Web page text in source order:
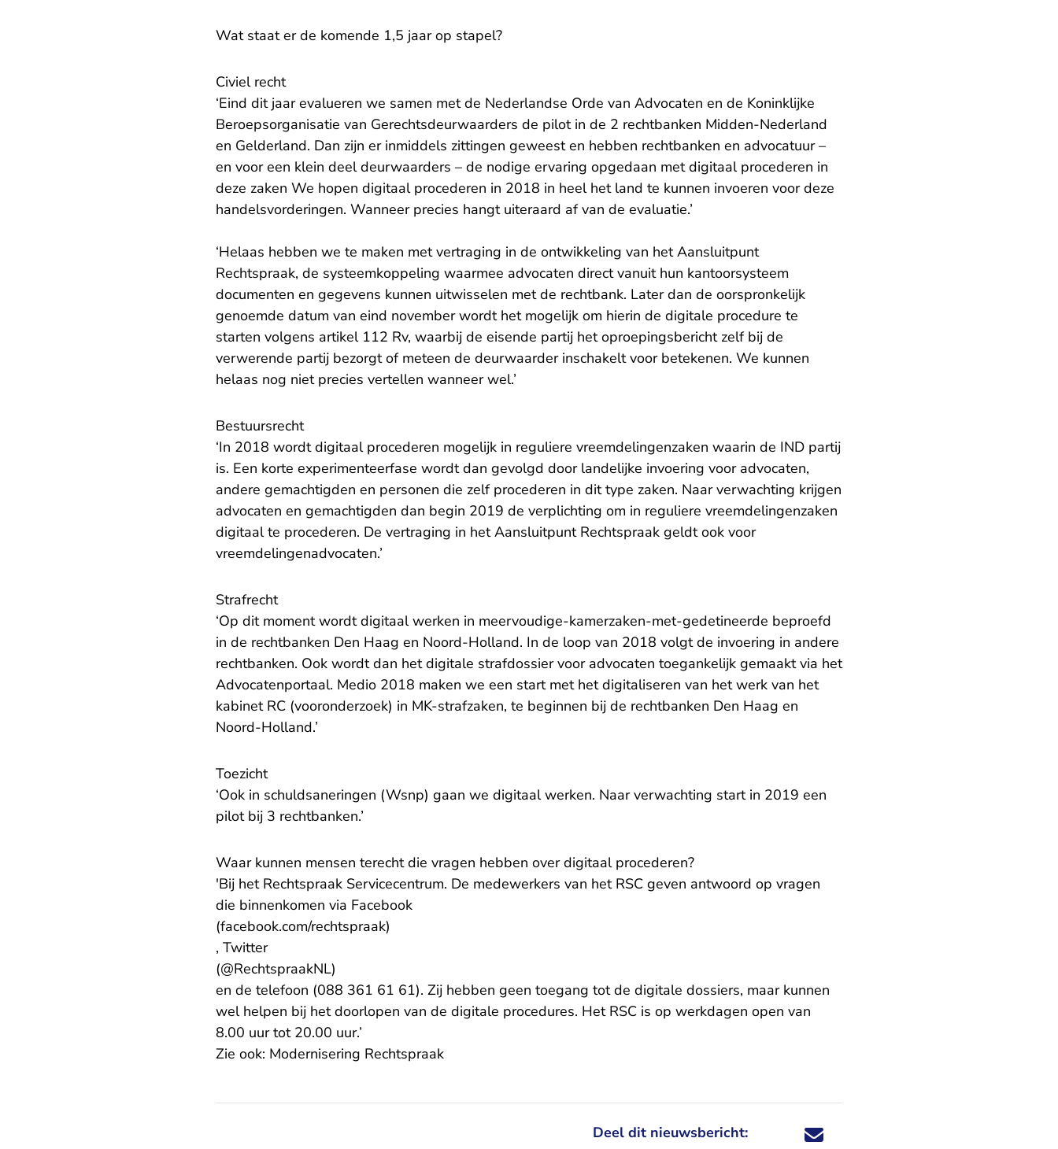
Wat staat er de komende 1,5 jaar op stapel?
Civiel recht
‘Eind dit jaar evalueren we samen met de Nederlandse Orde van Advocaten en de Koninklijke
Beroepsorganisatie van Gerechtsdeurwaarders de pilot in de 2 rechtbanken Midden-Nederland
en Gelderland. Dan zijn er inmiddels zittingen geweest en hebben rechtbanken en advocatuur –
en voor een klein deel deurwaarders – de nodige ervaring opgedaan met digitaal procederen in
deze zaken We hopen digitaal procederen in 2018 in heel het land te kunnen invoeren voor deze
handelsvorderingen. Wanneer precies hangt uiteraard af van de evaluatie.’
‘Helaas hebben we te maken met vertraging in de ontwikkeling van het Aansluitpunt
Rechtspraak, de systeemkoppeling waarmee advocaten direct vanuit hun kantoorsysteem
documenten en gegevens kunnen uitwisselen met de rechtbank. Later dan de oorspronkelijk
genoemde datum van eind november wordt het mogelijk om hierin de digitale procedure te
starten volgens artikel 112 Rv, waarbij de eisende partij het oproepingsbericht zelf bij de
verwerende partij bezorgt of meteen de deurwaarder inschakelt voor betekenen. We kunnen
helaas nog niet precies vertellen wanneer wel.’
Bestuursrecht
‘In 2018 wordt digitaal procederen mogelijk in reguliere vreemdelingenzaken waarin de IND partij
is. Een korte experimenteerfase wordt dan gevolgd door landelijke invoering voor advocaten,
andere gemachtigden en personen die zelf procederen in dit type zaken. Naar verwachting krijgen
advocaten en gemachtigden dan begin 2019 de verplichting om in reguliere vreemdelingenzaken
digitaal te procederen. De vertraging in het Aansluitpunt Rechtspraak geldt ook voor
vreemdelingenadvocaten.’
Strafrecht
‘Op dit moment wordt digitaal werken in meervoudige-kamerzaken-met-gedetineerde beproefd
in de rechtbanken Den Haag en Noord-Holland. In de loop van 2018 volgt de invoering in andere
rechtbanken. Ook wordt dan het digitale strafdossier voor advocaten toegankelijk gemaakt via het
Advocatenportaal. Medio 2018 maken we een start met het digitaliseren van het werk van het
kabinet RC (vooronderzoek) in MK-strafzaken, te beginnen bij de rechtbanken Den Haag en
Noord-Holland.’
Toezicht
‘Ook in schuldsaneringen (Wsnp) gaan we digitaal werken. Naar verwachting start in 2019 een
pilot bij 3 rechtbanken.’
Waar kunnen mensen terecht die vragen hebben over digitaal procederen?
'Bij het Rechtspraak Servicecentrum. De medewerkers van het RSC geven antwoord op vragen
die binnenkomen via Facebook
(facebook.com/rechtspraak)
, Twitter
(@RechtspraakNL)
en de telefoon (088 361 61 61). Zij hebben geen toegang tot de digitale dossiers, maar kunnen
wel helpen bij het doorlopen van de digitale procedures. Het RSC is op werkdagen open van
8.00 uur tot 20.00 uur.’
Zie ook: Modernisering Rechtspraak
Deel dit nieuwsbericht: Deel dit nieuwsbericht via X - U verlaat
Deel dit nieuwsbericht via Facebook - U
Deel dit nieuwsbericht via e-mail
Deel dit nieuwsbericht via LinkedIn - U